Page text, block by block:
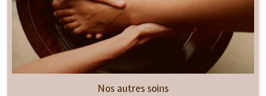
Nos autres soins